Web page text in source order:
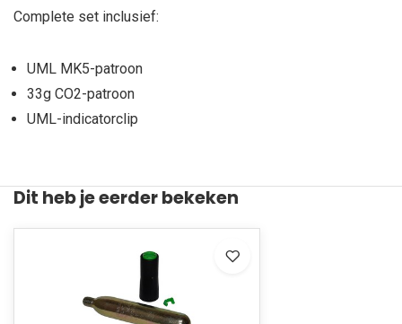
Complete set inclusief:
UML MK5-patroon
33g CO2-patroon
UML-indicatorclip
Dit heb je eerder bekeken